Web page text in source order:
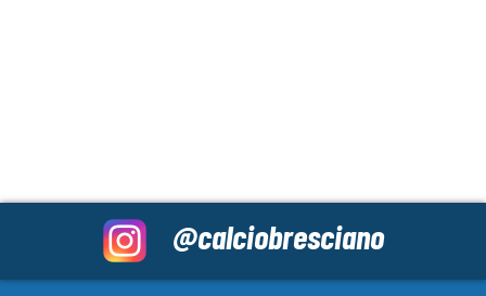
@calciobresciano